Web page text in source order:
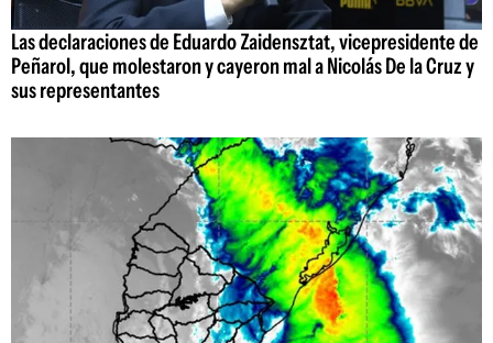
Las declaraciones de Eduardo Zaidensztat, vicepresidente de
Peñarol, que molestaron y cayeron mal a Nicolás De la Cruz y
sus representantes